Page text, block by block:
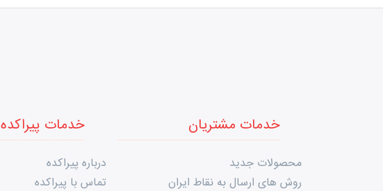
خدمات مشتریان
محصولات جدید
روش های ارسال به نقاط ایران
خدمات پیراکده
درباره پیراکده
تماس با پیراکده